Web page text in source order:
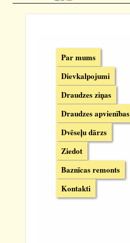
Par mums
Dievkalpojumi
Draudzes ziņas
Draudzes apvienības
Dvēseļu dārzs
Ziedot
Baznīcas remonts
Kontakti